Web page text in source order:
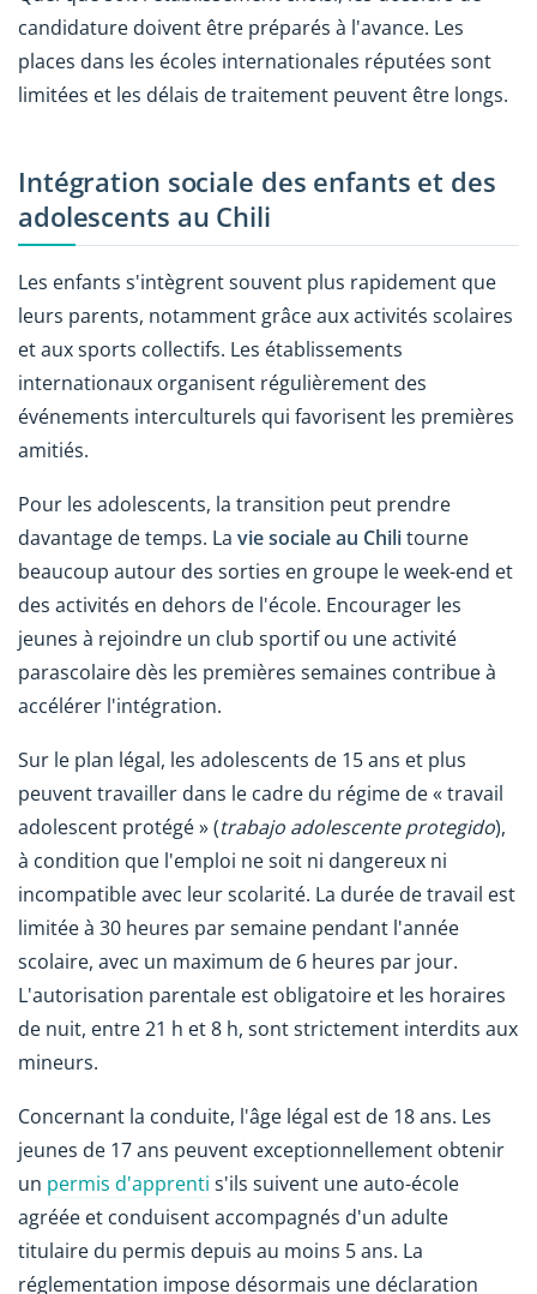
candidature doivent être préparés à l'avance. Les
places dans les écoles internationales réputées sont
limitées et les délais de traitement peuvent être longs.
Intégration sociale des enfants et des
adolescents au Chili
Les enfants s'intègrent souvent plus rapidement que
leurs parents, notamment grâce aux activités scolaires
et aux sports collectifs. Les établissements
internationaux organisent régulièrement des
événements interculturels qui favorisent les premières
amitiés.
Pour les adolescents, la transition peut prendre
davantage de temps. La vie sociale au Chilitourne
beaucoup autour des sorties en groupe le week-end et
des activités en dehors de l'école. Encourager les
jeunes à rejoindre un club sportif ou une activité
parascolaire dès les premières semaines contribue à
accélérer l'intégration.
Sur le plan légal, les adolescents de 15 ans et plus
peuvent travailler dans le cadre du régime de « travail
adolescent protégé » (trabajo adolescente protegido),
à condition que l'emploi ne soit ni dangereux ni
incompatible avec leur scolarité. La durée de travail est
limitée à 30 heures par semaine pendant l'année
scolaire, avec un maximum de 6 heures par jour.
L'autorisation parentale est obligatoire et les horaires
de nuit, entre 21 h et 8 h, sont strictement interdits aux
mineurs.
Concernant la conduite, l'âge légal est de 18 ans. Les
jeunes de 17 ans peuvent exceptionnellement obtenir
un permis d'apprenti s'ils suivent une auto-école
agréée et conduisent accompagnés d'un adulte
titulaire du permis depuis au moins 5 ans. La
réglementation impose désormais une déclaration